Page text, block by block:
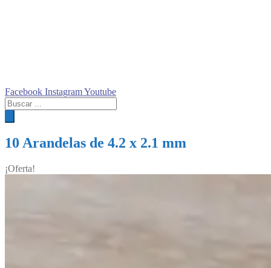
Facebook InstagramYoutube
Búsqueda
de
productos
10 Arandelas de 4.2 x 2.1 mm
¡Oferta!